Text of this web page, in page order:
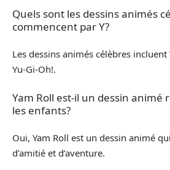
Quels sont les dessins animés
commencent par Y?
Les dessins animés célèbres incluent
Yu-Gi-Oh!.
Yam Roll est-il un dessin animé
les enfants?
Oui, Yam Roll est un dessin animé
d’amitié et d’aventure.